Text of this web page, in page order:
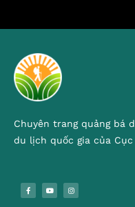
Chuyên trang quảng bá
du lịch quốc gia của